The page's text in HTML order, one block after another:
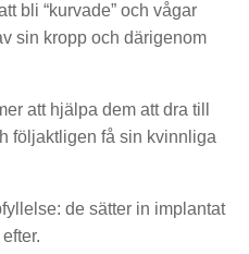
bli “kurvade” och vågar
sin kropp och därigenom
att hjälpa dem att dra till
följaktligen få sin kvinnliga
de sätter in implantat